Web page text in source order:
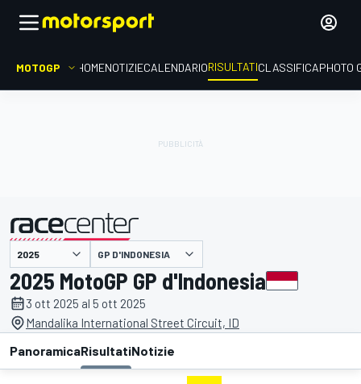
MOTOGP HOMENOTIZIECALENDARIORISULTATICLASSIFICAPHOTO
presentato da GP D'INDONESIA
2025 MotoGP GP d'Indonesia
3 ott 2025 al 5 ott 2025
Mandalika International Street Circuit, ID
PanoramicaRisultatiNotizie